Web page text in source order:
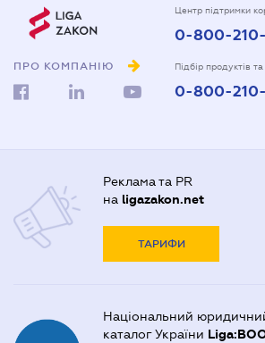
ПРО КОМПАНІЮ
Центр підтримки
0-800-
Підбір продуктів
0-800-
Реклама та PR
на ligazakon.net
ТАРИФИ
Національний
каталог України